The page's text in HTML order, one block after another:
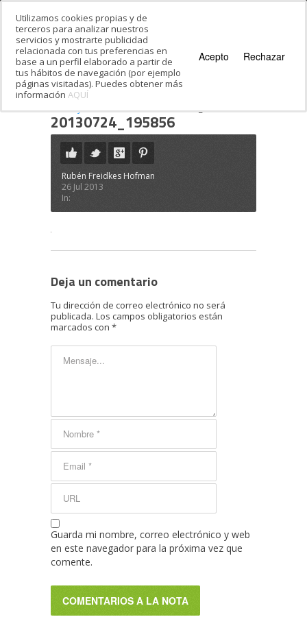
Estás en:
tercer y cuarta semana · 20130724_195856
20130724_195856
Rubén Freidkes Hofman
26 Jul 2013
In:
Deja un comentario
Tu dirección de correo electrónico no será
publicada. Los campos obligatorios están
marcados con *
Guarda mi nombre, correo electrónico y web
en este navegador para la próxima vez que
comente.
Utilizamos cookies propias y de
terceros para analizar nuestros
servicios y mostrarte publicidad
relacionada con tus preferencias en
base a un perfil elaborado a partir de
tus hábitos de navegación (por ejemplo
páginas visitadas). Puedes obtener más
información AQUÍ
Acepto Rechazar